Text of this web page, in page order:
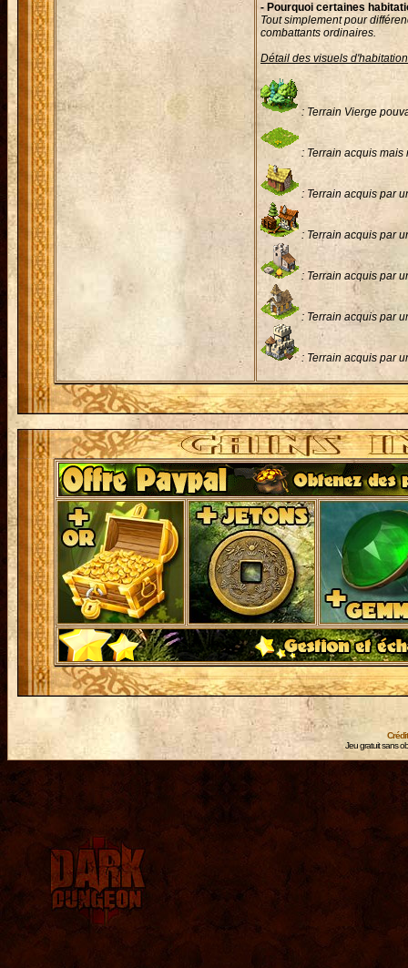
- Pourquoi certaines
Tout simplement pour
combattants ordinaires.
Détail des visuels
: Terrain Vierge
: Terrain acquis mais
: Terrain acquis par
: Terrain acquis par
: Terrain acquis par
: Terrain acquis par
: Terrain acquis par
Jeu gratuit sans